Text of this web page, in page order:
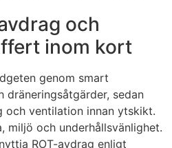
och
inom kort
genom smart
sedan
och ventilation innan ytskikt.
miljö och underhållsvänlighet.
ROT-avdrag enligt